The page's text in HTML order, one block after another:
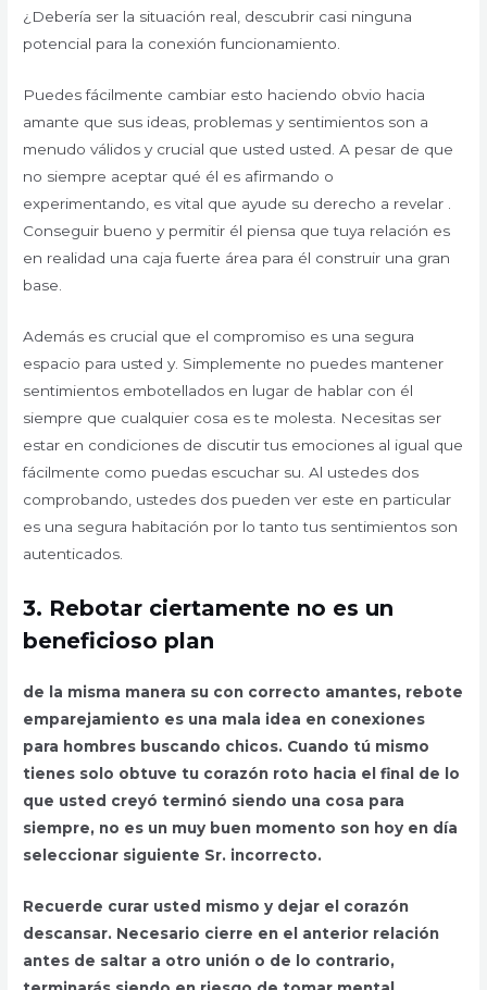
¿Debería ser la situación real, descubrir casi ninguna
potencial para la conexión funcionamiento.
Puedes fácilmente cambiar esto haciendo obvio hacia
amante que sus ideas, problemas y sentimientos son a
menudo válidos y crucial que usted usted. A pesar de que
no siempre aceptar qué él es afirmando o
experimentando, es vital que ayude su derecho a revelar .
Conseguir bueno y permitir él piensa que tuya relación es
en realidad una caja fuerte área para él construir una gran
base.
Además es crucial que el compromiso es una segura
espacio para usted y. Simplemente no puedes mantener
sentimientos embotellados en lugar de hablar con él
siempre que cualquier cosa es te molesta. Necesitas ser
estar en condiciones de discutir tus emociones al igual que
fácilmente como puedas escuchar su. Al ustedes dos
comprobando, ustedes dos pueden ver este en particular
es una segura habitación por lo tanto tus sentimientos son
autenticados.
3. Rebotar ciertamente no es un
beneficioso plan
de la misma manera su con correcto amantes, rebote
emparejamiento es una mala idea en conexiones
para hombres buscando chicos. Cuando tú mismo
tienes solo obtuve tu corazón roto hacia el final de lo
que usted creyó terminó siendo una cosa para
siempre, no es un muy buen momento son hoy en día
seleccionar siguiente Sr. incorrecto.
Recuerde curar usted mismo y dejar el corazón
descansar. Necesario cierre en el anterior relación
antes de saltar a otro unión o de lo contrario,